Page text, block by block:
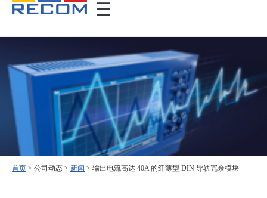
首页 > > 新闻 > 输出电流高达 40A 的纤薄型 DIN 导轨冗余模块